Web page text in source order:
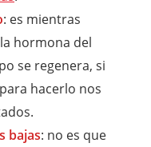
: es mientras
hormona del
se regenera, si
hacerlo nos
bajas: no es que